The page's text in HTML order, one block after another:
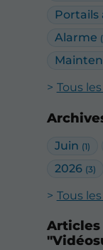
Alarme
Tous
Juin (1)
2026 (3)
Tous